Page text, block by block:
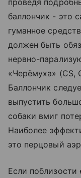
проведя
баллончик - это
гуманное
должен быть
нервно-
«Черёмуха» (CS,
Баллончик
выпустить
собаки вмиг
Наиболее
это перцовый
Если поблизости